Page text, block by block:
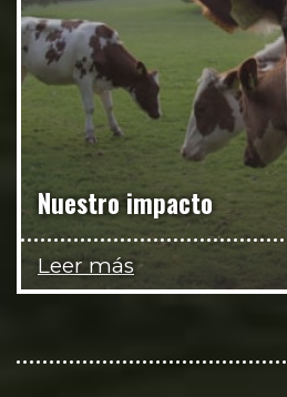
Nuestro impacto
Leer más